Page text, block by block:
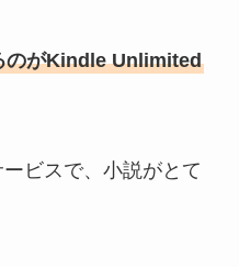
のがKindle Unlimited
ビスで、小説がとて